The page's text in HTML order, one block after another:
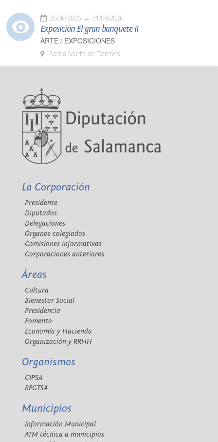
26/06/2026 31/08/2026
Exposición El gran banquete II
ARTE / EXPOSICIONES
Santa Marta de Tormes
La Corporación
Presidente
Diputados
Delegaciones
Órganos colegiados
Comisiones informativas
Corporaciones anteriores
Áreas
Cultura
Bienestar Social
Presidencia
Fomento
Economía y Hacienda
Organización y RRHH
Organismos
CIPSA
REGTSA
Municipios
Información Municipal
ATM técnica a municipios